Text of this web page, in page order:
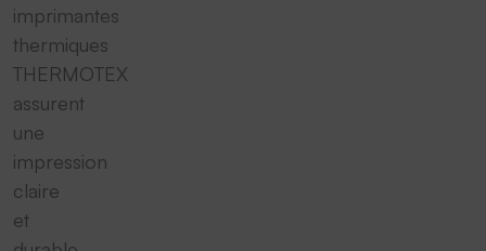
imprimantes
thermiques
THERMOTEX
assurent
une
impression
claire
et